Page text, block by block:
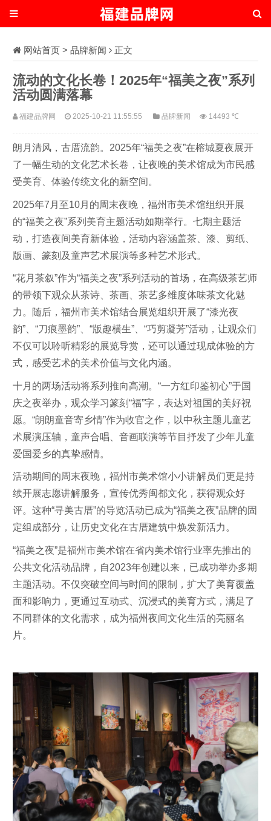
网站首页 > 品牌新闻 正文
流动的文化长卷！2025年“福美之夜”系列
活动圆满落幕
福建品牌网 2025-10-21 11:55:55 品牌新闻 14493 ℃
朗月清风，古厝流韵。2025年“福美之夜”在榕城夏夜展开
了一幅生动的文化艺术长卷，让夜晚的美术馆成为市民感
受美育、体验传统文化的新空间。
2025年7月至10月的周末夜晚，福州市美术馆组织开展
的“福美之夜”系列美育主题活动如期举行。七期主题活
动，打造夜间美育新体验，活动内容涵盖茶、漆、剪纸、
版画、篆刻及童声艺术展演等多种艺术形式。
“花月茶叙”作为“福美之夜”系列活动的首场，在高级茶艺师
的带领下观众从茶诗、茶画、茶艺多维度体味茶文化魅
力。随后，福州市美术馆结合展览组织开展了“漆光夜
韵”、“刀痕墨韵”、“版趣横生”、“巧剪凝芳”活动，让观众们
不仅可以聆听精彩的展览导赏，还可以通过现成体验的方
式，感受艺术的美术价值与文化内涵。
十月的两场活动将系列推向高潮。“一方红印鉴初心”于国
庆之夜举办，观众学习篆刻“福”字，表达对祖国的美好祝
愿。“朗朗童音寄乡情”作为收官之作，以中秋主题儿童艺
术展演压轴，童声合唱、音画联演等节目抒发了少年儿童
爱国爱乡的真挚感情。
活动期间的周末夜晚，福州市美术馆小小讲解员们更是持
续开展志愿讲解服务，宣传优秀闽都文化，获得观众好
评。这种“寻美古厝”的导览活动已成为“福美之夜”品牌的固
定组成部分，让历史文化在古厝建筑中焕发新活力。
“福美之夜”是福州市美术馆在省内美术馆行业率先推出的
公共文化活动品牌，自2023年创建以来，已成功举办多期
主题活动。不仅突破空间与时间的限制，扩大了美育覆盖
面和影响力，更通过互动式、沉浸式的美育方式，满足了
不同群体的文化需求，成为福州夜间文化生活的亮丽名
片。